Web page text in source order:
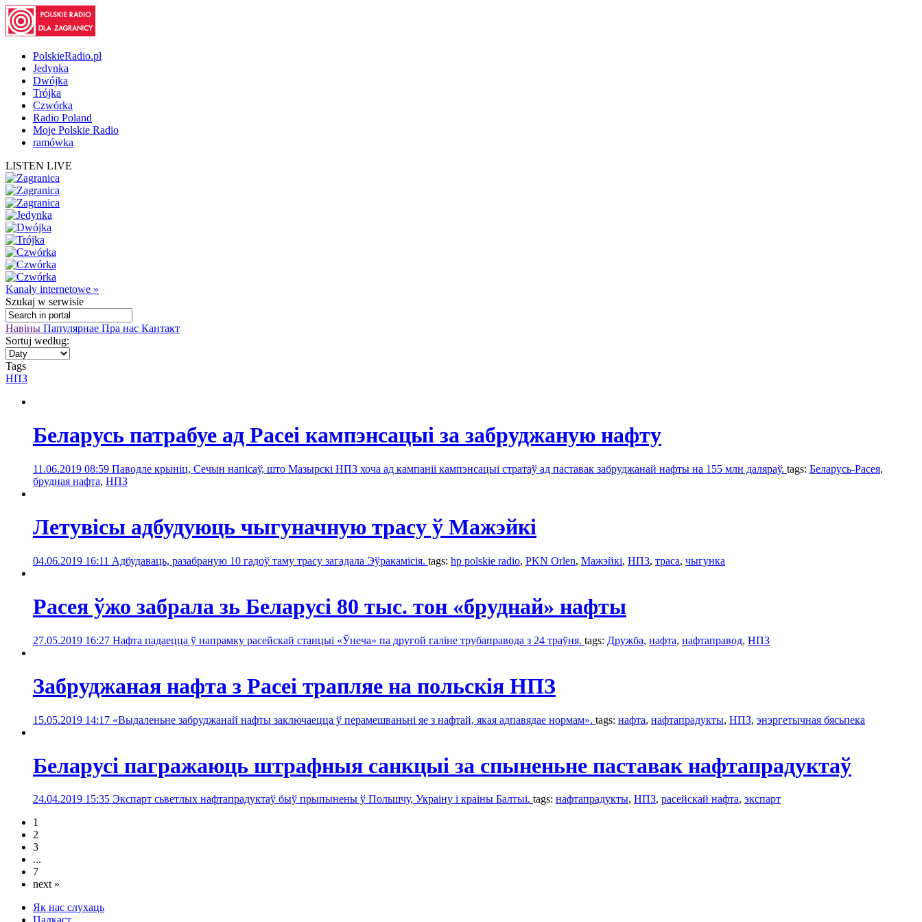
PolskieRadio.pl
Jedynka
Dwójka
Trójka
Czwórka
Radio Poland
Moje Polskie Radio
ramówka
LISTEN LIVE
Kanały internetowe »
Szukaj w serwisie
Навіны Папулярнае Пра нас Кантакт
Sortuj według:
Tags
НПЗ
Беларусь патрабуе ад Расеі кампэнсацыі за забруджаную нафту
11.06.2019 08:59 Паводле крыніц, Сечын напісаў, што Мазырскі НПЗ хоча ад кампаніі кампэнсацыі стратаў ад паставак забруджанай нафты на 155 млн даляраў. tags: Беларусь-Расея,
брудная нафта, НПЗ
Летувісы адбудуюць чыгуначную трасу ў Мажэйкі
04.06.2019 16:11 Адбудаваць, разабраную 10 гадоў таму трасу загадала Эўракамісія. tags: hp polskie radio, PKN Orlen, Мажэйкі, НПЗ, траса, чыгунка
Расея ўжо забрала зь Беларусі 80 тыс. тон «бруднай» нафты
27.05.2019 16:27 Нафта падаецца ў напрамку расейскай станцыі «Ўнеча» па другой галіне трубаправода з 24 траўня. tags: Дружбa, нафта, нафтаправод, НПЗ
Забруджаная нафта з Расеі трапляе на польскія НПЗ
15.05.2019 14:17 «Выдаленьне забруджанай нафты заключаецца ў перамешваньні яе з нафтай, якая адпавядае нормам». tags: нафта, нафтапрадукты, НПЗ, энэргетычная бясьпека
Беларусі пагражаюць штрафныя санкцыі за спыненьне паставак нафтапрадуктаў
24.04.2019 15:35 Экспарт сьветлых нафтапрадуктаў быў прыпынены ў Польшчу, Украіну і краіны Балтыі. tags: нафтапрадукты, НПЗ, расейскай нафта, экспарт
1
2
3
...
7
next »
Як нас слухаць